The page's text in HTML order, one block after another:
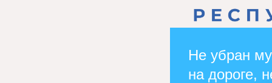
Не убран
на дороге,